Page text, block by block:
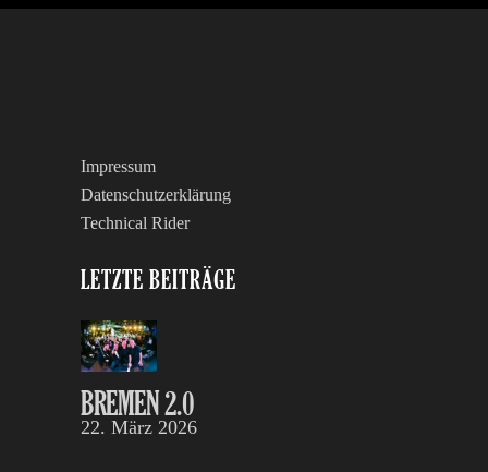
Impressum
Datenschutzerklärung
Technical Rider
LETZTE BEITRÄGE
BREMEN 2.0
22. März 2026